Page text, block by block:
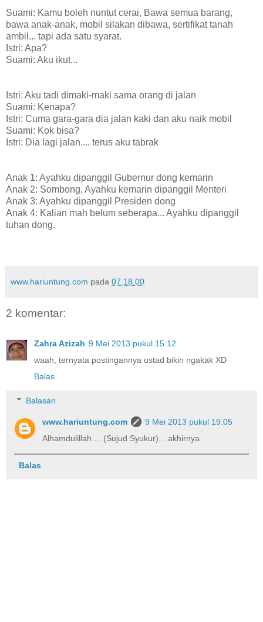
Suami: Kamu boleh nuntut cerai, Bawa semua barang,
bawa anak-anak, mobil silakan dibawa, sertifikat tanah
ambil... tapi ada satu syarat.
Istri: Apa?
Suami: Aku ikut...
Istri: Aku tadi dimaki-maki sama orang di jalan
Suami: Kenapa?
Istri: Cuma gara-gara dia jalan kaki dan aku naik mobil
Suami: Kok bisa?
Istri: Dia lagi jalan.... terus aku tabrak
Anak 1: Ayahku dipanggil Gubernur dong kemarin
Anak 2: Sombong, Ayahku kemarin dipanggil Menteri
Anak 3: Ayahku dipanggil Presiden dong
Anak 4: Kalian mah belum seberapa... Ayahku dipanggil
tuhan dong.
www.hariuntung.com pada 07.18.00
2 komentar:
Zahra Azizah 9 Mei 2013 pukul 15.12
waah, ternyata postingannya ustad bikin ngakak XD
Balas
Balasan
www.hariuntung.com
9 Mei 2013 pukul 19.05
Alhamdulillah.... (Sujud Syukur)... akhirnya
Balas